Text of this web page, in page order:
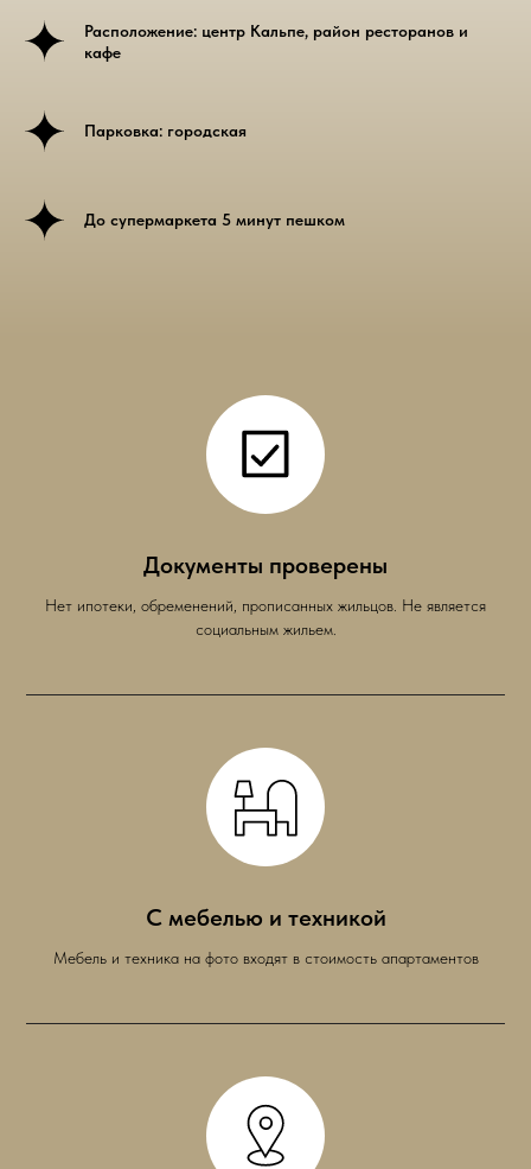
Расположение: центр Кальпе, район ресторанов и
кафе
Парковка: городская
До супермаркета 5 минут пешком
Документы проверены
Нет ипотеки, обременений, прописанных жильцов. Не является
социальным жильем.
С мебелью и техникой
Мебель и техника на фото входят в стоимость апартаментов